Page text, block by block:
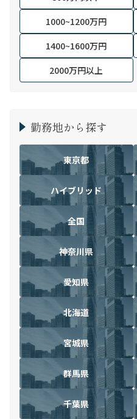
1000~1200万円
1400~1600万円
2000万円以上
勤務地から探す
東京都
ハイブリッド
全国
神奈川県
愛知県
北海道
宮城県
群馬県
千葉県